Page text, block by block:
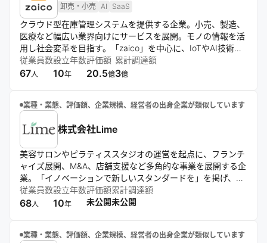
卸売・小売 AI SaaS
クラウド型在庫管理システムを提供する企業。小売、製造、
医療など幅広い業界向けにサービスを展開。モノの情報を活
用し社会変革を目指す。「zaico」を中心に、IoTやAI技術も
取り入れ、在庫管理の効率化と企業の生産性向上に貢献す
る。
従業員数
67人
設立年数
10年
評価額
20.5億
累計調達額
3億
業種・業態、評価額、企業規模、経営者の出身企業が類似しています
株式会社Lime
美容サロンやピラティススタジオの運営を起点に、フランチ
ャイズ展開、M&A、店舗支援など多角的な事業を展開する企
業。「イノベーションで新しいスタンダードを」を掲げ、ブ
ランド創造を通じて美容・健康領域の進化を目指す。全国
150店舗以上を展開し、7期連続で売上を伸ばす成長を実現し
従業員数
68人
設立年数
10年
評価額
未公開
累計調達額
未公開
業種・業態、評価額、企業規模、経営者の出身企業が類似しています